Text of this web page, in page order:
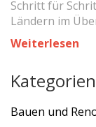
Schritt für
Ländern im
Weiterlesen
Kategorien
Bauen und